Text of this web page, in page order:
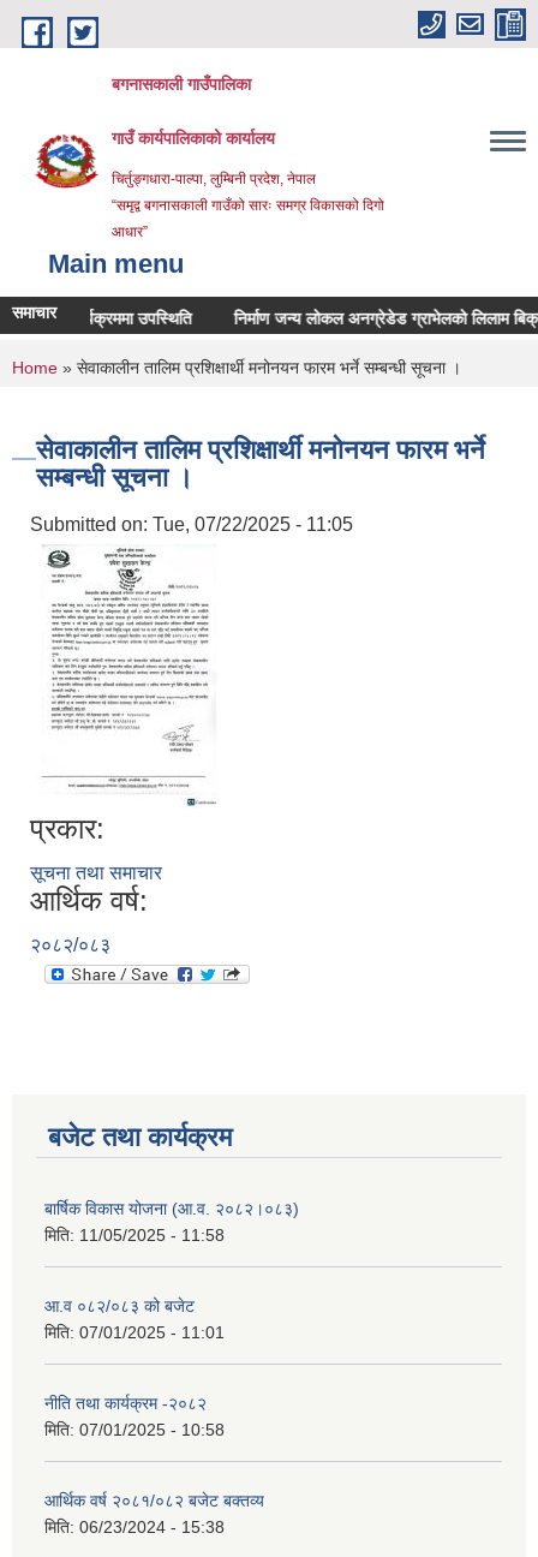
Skip to main content
बगनासकाली गाउँपालिका
गाउँ कार्यपालिकाको कार्यालय
चिर्तुङ्गधारा-पाल्पा, लुम्बिनी प्रदेश, नेपाल
“समृद्व बगनासकाली गाउँको सारः समग्र विकासको दिगो
आधार”
Main menu
समाचार
कार्यक्रममा उपस्थिति निर्माण जन्य लोकल अनग्रेडेड ग्राभेलको लिलाम
You are here
Home » सेवाकालीन तालिम प्रशिक्षार्थी मनोनयन फारम भर्ने सम्बन्धी सूचना ।
सेवाकालीन तालिम प्रशिक्षार्थी मनोनयन फारम भर्ने
सम्बन्धी सूचना ।
Submitted on: Tue, 07/22/2025 - 11:05
प्रकार:
सूचना तथा समाचार
आर्थिक वर्ष:
२०८२/०८३
बजेट तथा कार्यक्रम
बार्षिक विकास योजना (आ.व. २०८२।०८३)
मिति: 11/05/2025 - 11:58
आ.व ०८२/०८३ को बजेट
मिति: 07/01/2025 - 11:01
नीति तथा कार्यक्रम -२०८२
मिति: 07/01/2025 - 10:58
आर्थिक वर्ष २०८१/०८२ बजेट बक्तव्य
मिति: 06/23/2024 - 15:38